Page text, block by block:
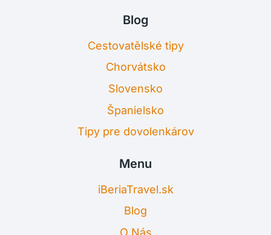
Blog
Cestovatělské tipy
Chorvátsko
Slovensko
Španielsko
Tipy pre dovolenkárov
Menu
iBeriaTravel.sk
Blog
O Nás